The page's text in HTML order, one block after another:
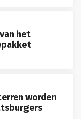
het
worden